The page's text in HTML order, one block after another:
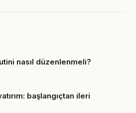
nasıl düzenlenmeli?
başlangıçtan ileri